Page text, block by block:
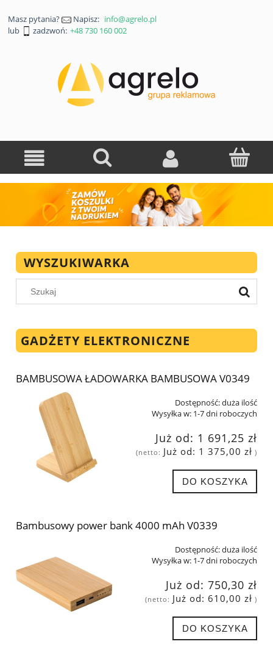
Masz pytania? Napisz: info@agrelo.pl
lub
zadzwoń: +48 730 160 002
WYSZUKIWARKA
GADŻETY ELEKTRONICZNE
BAMBUSOWA ŁADOWARKA BAMBUSOWA V0349
Dostępność:duża ilość
Wysyłka w: 1-7 dni roboczych
Już od: 1 691,25 zł
(netto: Już od: 1 375,00 zł )
DO KOSZYKA
Bambusowy power bank 4000 mAh V0339
Dostępność:duża ilość
Wysyłka w: 1-7 dni roboczych
Już od: 750,30 zł
(netto: Już od: 610,00 zł )
DO KOSZYKA